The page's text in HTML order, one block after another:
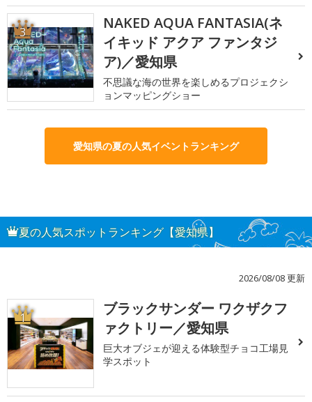
3
NAKED AQUA FANTASIA(ネ
イキッド アクア ファンタジ
ア)／愛知県
不思議な海の世界を楽しめるプロジェクシ
ョンマッピングショー
愛知県の夏の人気イベントランキング
夏の人気スポットランキング【愛知県】
2026/08/08 更新
1
ブラックサンダー ワクザクフ
ァクトリー／愛知県
巨大オブジェが迎える体験型チョコ工場見
学スポット